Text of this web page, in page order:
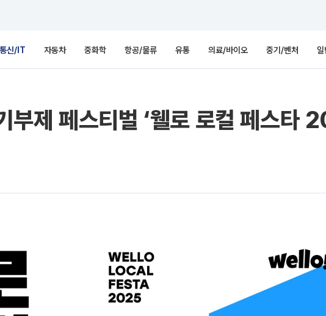
신/IT 자동차 중화학 항공/물류 유통 의료/바이오 중기/벤처 일
부제 페스티벌 ‘웰로 로컬 페스타